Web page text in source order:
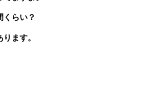
くらい？
ます。